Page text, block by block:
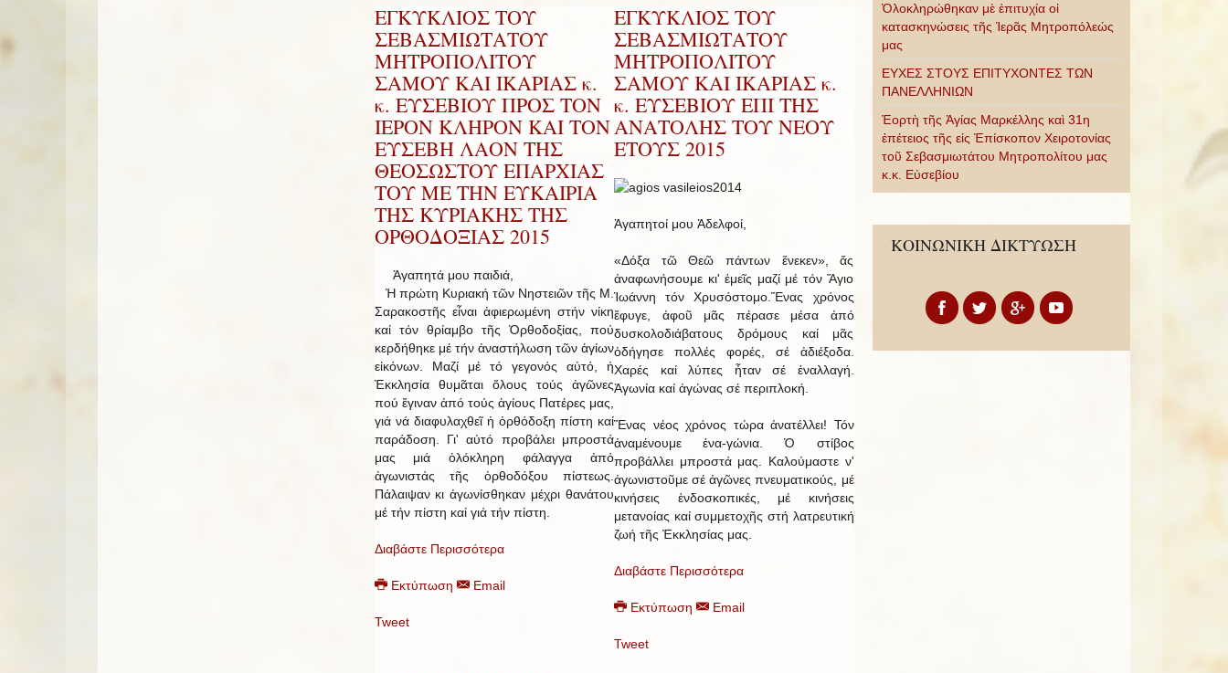
ΕΓΚΥΚΛΙΟΣ ΤΟΥ
ΣΕΒΑΣΜΙΩΤΑΤΟΥ
ΜΗΤΡΟΠΟΛΙΤΟΥ
ΣΑΜΟΥ ΚΑΙ ΙΚΑΡΙΑΣ κ.
κ. ΕΥΣΕΒΙΟΥ ΠΡΟΣ ΤΟΝ
ΙΕΡΟΝ ΚΛΗΡΟΝ ΚΑΙ ΤΟΝ
ΕΥΣΕΒΗ ΛΑΟΝ ΤΗΣ
ΘΕΟΣΩΣΤΟΥ ΕΠΑΡΧΙΑΣ
ΤΟΥ ΜΕ ΤΗΝ ΕΥΚΑΙΡΙΑ
ΤΗΣ ΚΥΡΙΑΚΗΣ ΤΗΣ
ΟΡΘΟΔΟΞΙΑΣ 2015
Ἀγαπητά μου παιδιά,
Ἡ πρώτη Κυριακή τῶν Νηστειῶν τῆς Μ.
Σαρακοστῆς εἶναι ἀφιερωμένη στήν νίκη
καί τόν θρίαμβο τῆς Ὀρθοδοξίας, πού
κερδήθηκε μέ τήν ἀναστήλωση τῶν ἁγίων
εἰκόνων. Μαζί μέ τό γεγονός αὐτό, ἡ
Ἐκκλησία θυμᾶται ὅλους τούς ἀγῶνες
πού ἔγιναν ἀπό τούς ἁγίους Πατέρες μας,
γιά νά διαφυλαχθεῖ ἡ ὀρθόδοξη πίστη καί
παράδοση. Γι' αὐτό προβάλει μπροστά
μας μιά ὁλόκληρη φάλαγγα ἀπό
ἀγωνιστάς τῆς ὀρθοδόξου πίστεως.
Πάλαιψαν κι ἀγωνίσθηκαν μέχρι θανάτου
μέ τήν πίστη καί γιά τήν πίστη.
Διαβάστε Περισσότερα
Εκτύπωση Email
Tweet
ΕΓΚΥΚΛΙΟΣ ΤΟΥ
ΣΕΒΑΣΜΙΩΤΑΤΟΥ
ΜΗΤΡΟΠΟΛΙΤΟΥ
ΣΑΜΟΥ ΚΑΙ ΙΚΑΡΙΑΣ κ.
κ. ΕΥΣΕΒΙΟΥ ΕΠΙ ΤΗΣ
ΑΝΑΤΟΛΗΣ ΤΟΥ ΝΕΟΥ
ΕΤΟΥΣ 2015
Ἀγαπητοί μου Ἀδελφοί,
«Δόξα τῶ Θεῶ πάντων ἕνεκεν», ἄς
ἀναφωνήσουμε κι' ἐμεῖς μαζί μέ τόν Ἅγιο
Ἰωάννη τόν Χρυσόστομο.Ἕνας χρόνος
ἔφυγε, ἀφοῦ μᾶς πέρασε μέσα ἀπό
δυσκολοδιάβατους δρόμους καί μᾶς
ὁδήγησε πολλές φορές, σέ ἀδιέξοδα.
Χαρές καί λύπες ἦταν σέ ἐναλλαγή.
Ἀγωνία καί ἀγώνας σέ περιπλοκή.
Ἕνας νέος χρόνος τώρα ἀνατέλλει! Τόν
ἀναμένουμε ἐνα-γώνια. Ὁ στίβος
προβάλλει μπροστά μας. Καλούμαστε ν'
ἀγωνιστοῦμε σέ ἀγῶνες πνευματικούς, μέ
κινήσεις ἐνδοσκοπικές, μέ κινήσεις
μετανοίας καί συμμετοχῆς στή λατρευτική
ζωή τῆς Ἐκκλησίας μας.
Διαβάστε Περισσότερα
Εκτύπωση Email
Tweet
Ὁλοκληρώθηκαν μὲ ἐπιτυχία οἱ
κατασκηνώσεις τῆς Ἱερᾶς Μητροπόλεώς
μας
ΕΥΧΕΣ ΣΤΟΥΣ ΕΠΙΤΥΧΟΝΤΕΣ ΤΩΝ
ΠΑΝΕΛΛΗΝΙΩΝ
Ἑορτὴ τῆς Ἁγίας Μαρκέλλης καὶ 31η
ἐπέτειος τῆς εἰς Ἐπίσκοπον Χειροτονίας
τοῦ Σεβασμιωτάτου Μητροπολίτου μας
κ.κ. Εὐσεβίου
ΚΟΙΝΩΝΙΚΗ ΔΙΚΤΥΩΣΗ